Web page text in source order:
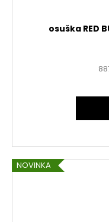
osuška RED
NOVINKA